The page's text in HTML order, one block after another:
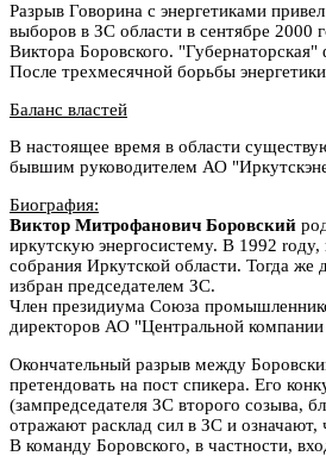
Разрыв Говорина с энергетиками
выборов в ЗС области в сентябре 2000
Виктора Боровского.
После трехмесячной борьбы
Баланс властей
В настоящее время в области
бывшим руководителем АО
Биография:
Виктор Митрофанович Боровский
иркутскую энергосистему. В 1992 roдy,
собрания Иркутской области. Тогда
избран председателем ЗС.
Член президиума Союза
директоров АО "Центральной
Окончательный разрыв между
претендовать на пост спикера. Его
(зампредседателя ЗС второго созыва,
отражают расклад сил в ЗС и
В команду Боровского, в частности,